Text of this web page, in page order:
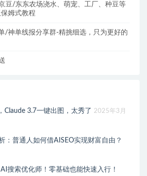
豆/东东农场浇水、萌宠、工厂、种豆等
姆式教程
/神单线报分享群-精挑细选，只为更好的
Claude 3.7一键出图，太秀了 2025年3月
：普通人如何借AISEO实现财富自由？
搜索优化师！零基础也能快速入行！